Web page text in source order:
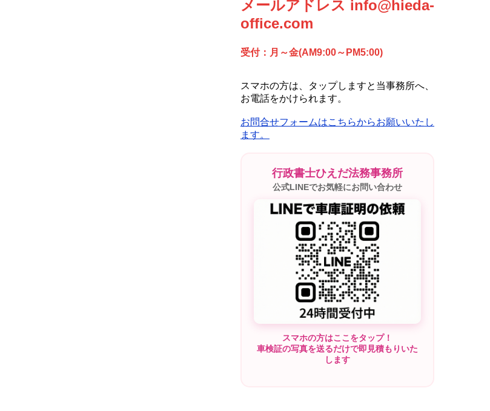
メールアドレス info@hieda-
office.com
受付：月～金(AM9:00～PM5:00)
スマホの方は、タップしますと当事務所へ、
お電話をかけられます。
お問合せフォームはこちらからお願いいたし
ます。
行政書士ひえだ法務事務所
公式LINEでお気軽にお問い合わせ
スマホの方はここをタップ！
車検証の写真を送るだけで即見積もりいた
します